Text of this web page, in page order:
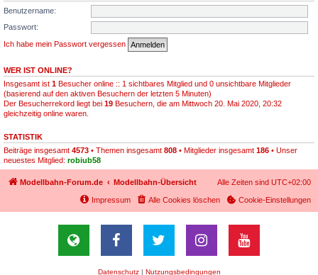
Benutzername:
Passwort:
Ich habe mein Passwort vergessen
WER IST ONLINE?
Insgesamt ist 1 Besucher online :: 1 sichtbares Mitglied und 0 unsichtbare Mitglieder
(basierend auf den aktiven Besuchern der letzten 5 Minuten)
Der Besucherrekord liegt bei 19 Besuchern, die am Mittwoch 20. Mai 2020, 20:32
gleichzeitig online waren.
STATISTIK
Beiträge insgesamt 4573 • Themen insgesamt 808 • Mitglieder insgesamt 186 • Unser
neuestes Mitglied: robiub58
Modellbahn-Forum.de Modellbahn-Übersicht Alle Zeiten sind UTC+02:00
Cookie-Einstellungen
Alle Cookies löschen
Impressum
Datenschutz| Nutzungsbedingungen